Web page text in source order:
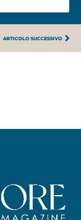
ARTICOLO SUCCESSIVO